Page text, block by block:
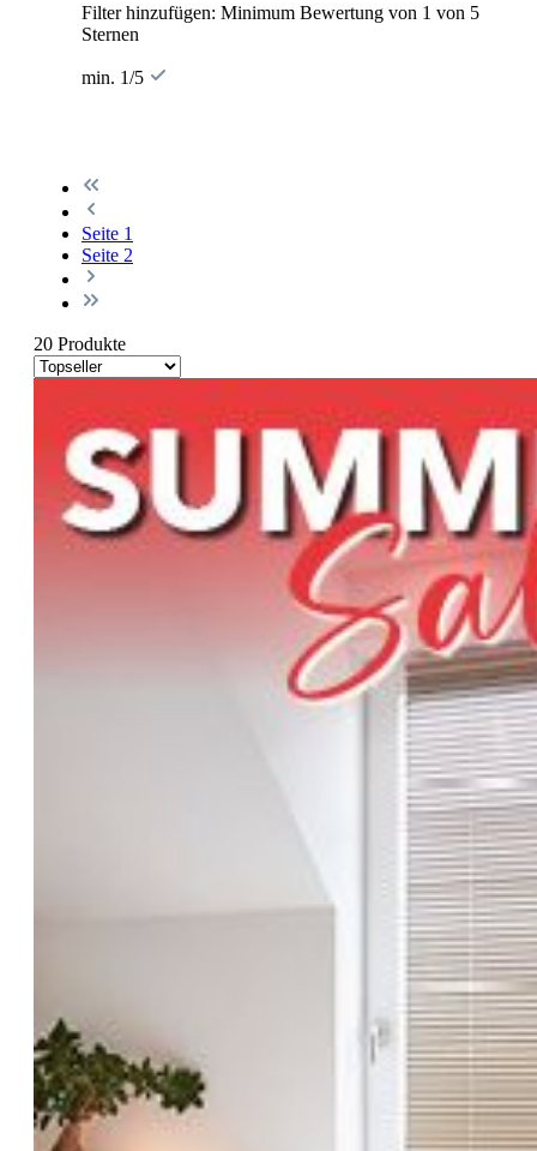
Filter hinzufügen: Minimum Bewertung von 1 von 5
Sternen
min. 1/5
Seite 1
Seite 2
20 Produkte